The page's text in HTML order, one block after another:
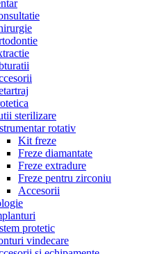
sterilizare
rotativ
Kit freze
Freze diamantate
Freze extradure
Freze pentru zirconiu
Accesorii
protetic
vindecare